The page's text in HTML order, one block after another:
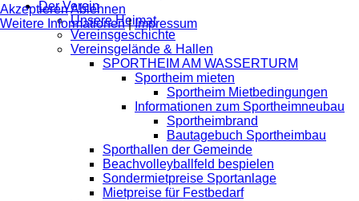
Der Verein
Unsere Heimat
Vereinsgeschichte
Vereinsgelände & Hallen
SPORTHEIM AM WASSERTURM
Sportheim mieten
Sportheim Mietbedingungen
Informationen zum Sportheimneubau
Sportheimbrand
Bautagebuch Sportheimbau
Sporthallen der Gemeinde
Beachvolleyballfeld bespielen
Sondermietpreise Sportanlage
Mietpreise für Festbedarf
AkzeptierenAblehnen
Weitere Informationen|Impressum